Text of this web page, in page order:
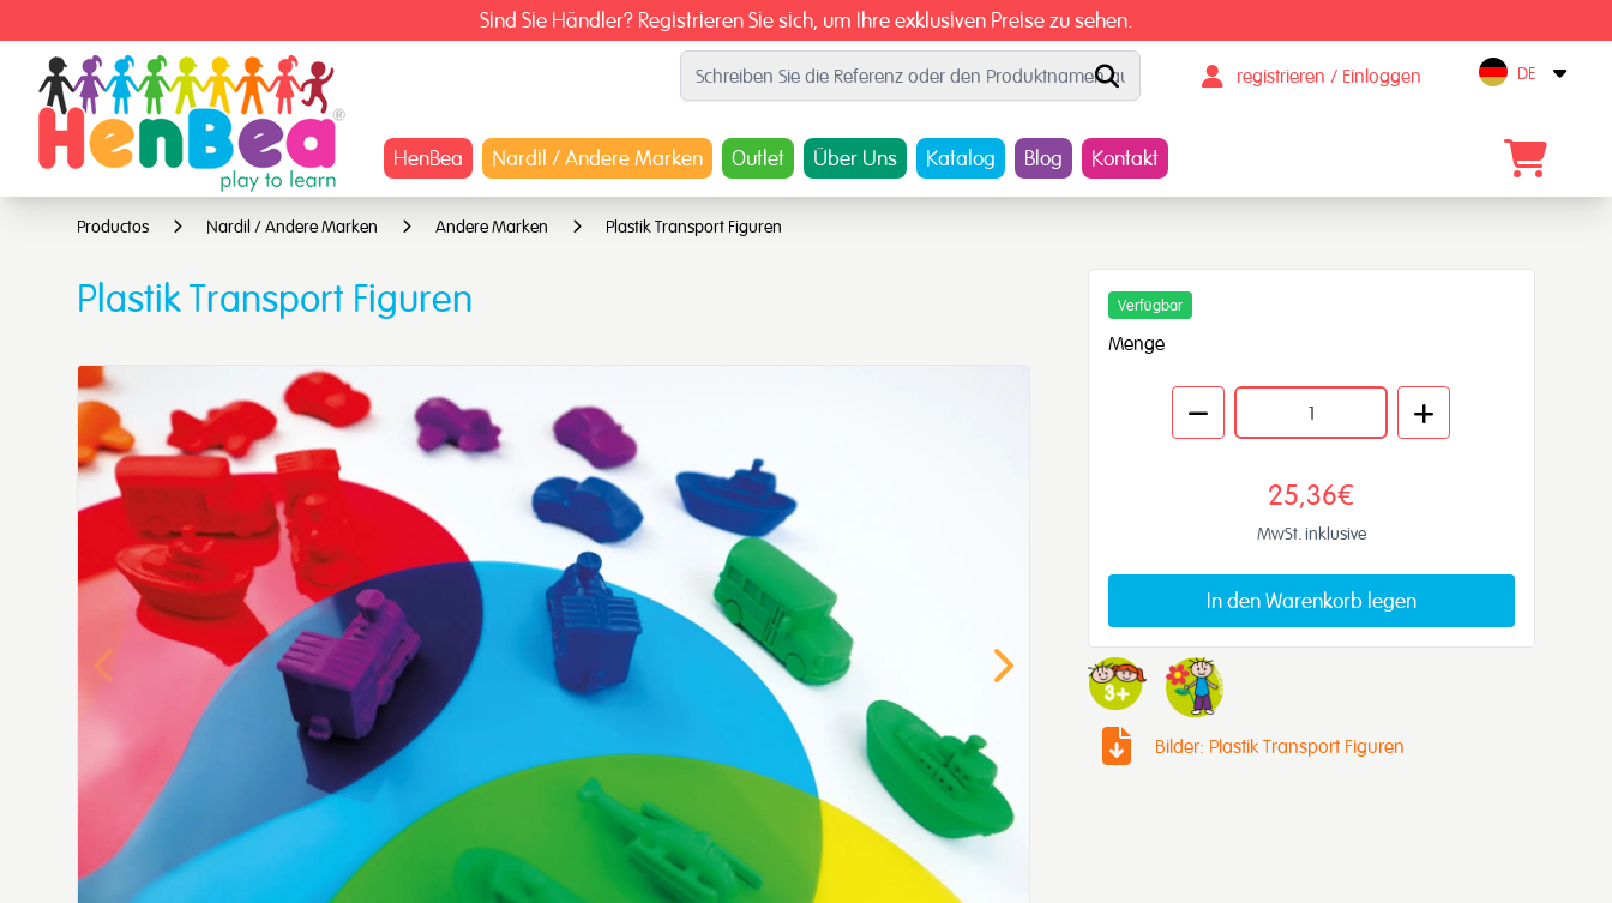
Sind Sie Händler? Registrieren Sie sich, um Ihre exklusiven Preise zu sehen.
registrieren / Einloggen Open
DE
HenBea Nardil / Andere Marken Outlet Über Uns Katalog Blog Kontakt
Productos Nardil / Andere Marken Andere Marken Plastik Transport Figuren
Plastik Transport Figuren Verfügbar
Menge
25,36€
MwSt. inklusive
In den Warenkorb legen
Bilder: Plastik Transport Figuren